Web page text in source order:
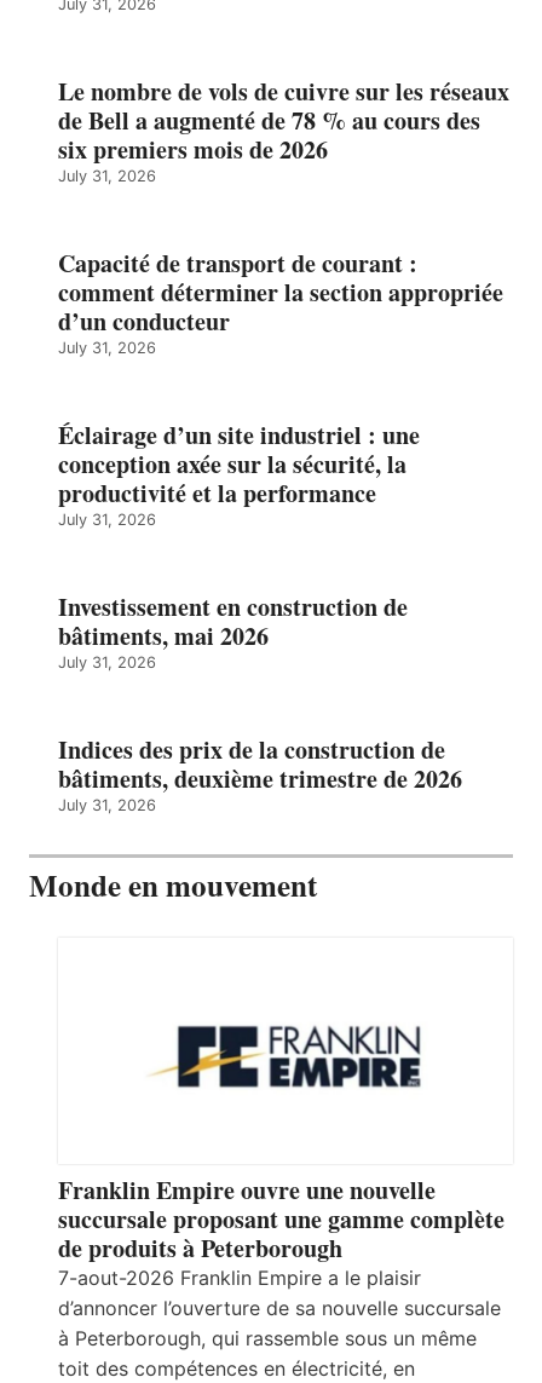
July 31, 2026
Le nombre de vols de cuivre sur les réseaux
de Bell a augmenté de 78 % au cours des
six premiers mois de 2026
July 31, 2026
Capacité de transport de courant :
comment déterminer la section appropriée
d’un conducteur
July 31, 2026
Éclairage d’un site industriel : une
conception axée sur la sécurité, la
productivité et la performance
July 31, 2026
Investissement en construction de
bâtiments, mai 2026
July 31, 2026
Indices des prix de la construction de
bâtiments, deuxième trimestre de 2026
July 31, 2026
Monde en mouvement
Franklin Empire ouvre une nouvelle
succursale proposant une gamme complète
de produits à Peterborough
7-aout-2026 Franklin Empire a le plaisir
d’annoncer l’ouverture de sa nouvelle succursale
à Peterborough, qui rassemble sous un même
toit des compétences en électricité, en